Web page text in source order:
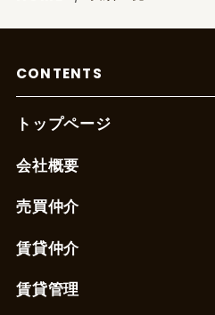
CONTENTS
トップページ
会社概要
売買仲介
賃貸仲介
賃貸管理